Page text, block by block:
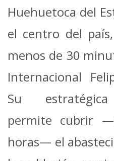
Huehuetoca del
el centro del
menos de 30
Internacional
Su
permite cubrir
horas— el